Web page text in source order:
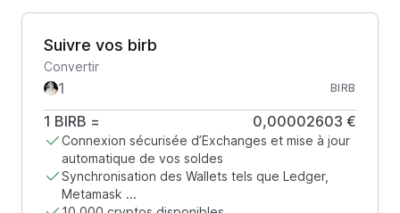
Suivre vos birb
Convertir
BIRB
1 BIRB = 0,00002603 €
Connexion sécurisée d’Exchanges et mise à jour
automatique de vos soldes
Synchronisation des Wallets tels que Ledger,
Metamask ...